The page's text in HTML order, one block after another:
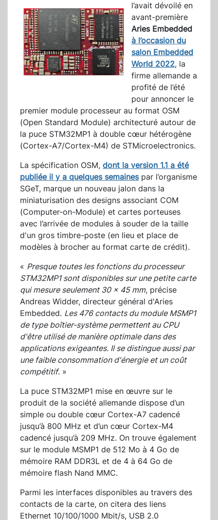
l’avait dévoilé en
avant-première
Aries Embedded
à l’occasion du
salon Embedded
World 2022, la
firme allemande a
profité de l’été
pour annoncer le
premier module processeur au format OSM
(Open Standard Module) architecturé autour de
la puce STM32MP1 à double cœur hétérogène
(Cortex-A7/Cortex-M4) de STMicroelectronics.
La spécification OSM, dont la version 1.1 a été
publiée il y a quelques semainespar l’organisme
SGeT, marque un nouveau jalon dans la
miniaturisation des designs associant COM
(Computer-on-Module) et cartes porteuses
avec l’arrivée de modules à souder de la taille
d'un gros timbre-poste (en lieu et place de
modèles à brocher au format carte de crédit).
« Presque toutes les fonctions du processeur
STM32MP1 sont disponibles sur une petite carte
qui mesure seulement 30 x 45 mm, précise
Andreas Widder, directeur général d'Aries
Embedded. Les 476 contacts du module MSMP1
de type boîtier-système permettent au CPU
d'être utilisé de manière optimale dans des
applications exigeantes. Il se distingue aussi par
une faible consommation d'énergie et un coût
compétitif. »
La puce STM32MP1 mise en œuvre sur le
produit de la société allemande dispose d’un
simple ou double cœur Cortex-A7 cadencé
jusqu’à 800 MHz et d’un cœur Cortex-M4
cadencé jusqu’à 209 MHz. On trouve également
sur le module MSMP1 de 512 Mo à 4 Go de
mémoire RAM DDR3L et de 4 à 64 Go de
mémoire flash Nand MMC.
Parmi les interfaces disponibles au travers des
contacts de la carte, on citera des liens
Ethernet 10/100/1000 Mbit/s, USB 2.0